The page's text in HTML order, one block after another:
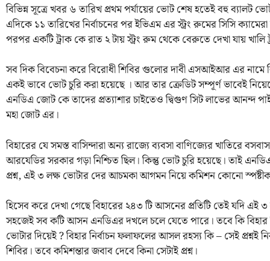
বিভিন্ন সূত্রে খবর ৬ তারিখ প্রথম পর্যায়ের ভোট শেষ হতেই বহু ব্যালট
এদিকে ১১ তারিখের নির্বাচনের পর ইভিএম এর স্ট্রং রুমের সিসি
পরপর একটি ট্রাক কে রাত ২ টায় স্ট্রং রুম থেকে বেরুতে দেখা যায়
সব দিক বিবেচনা করে বিরোধী শিবির গুলোর দাবী এসআইআর এর নামে
একই ভাবে ভোট চুরি করা হয়েছে । আর তার ক্রেডিট সম্পূর্ণ ভাবেই
এনডিএ জোট কে তাদের প্রত্যাশার চাইতেও দ্বিগুণ সিট লাভের আনন্দ
মহা জোট এর।
বিহারের যে সমস্ত বাসিন্দারা অন্য রাজ্যে ব্যবসা বাণিজ্যের খাতিরে
আরযেডির সরকার গড়া নিশ্চিত ছিল। কিন্তু ভোট চুরি হয়েছে। তাই
প্রশ্ন, এই ৩ লক্ষ ভোটার দের আচমকা আগমন নিয়ে কমিশন কোনো
হিসেব করে দেখা গেছে বিহারের ২৪৩ টি আসনের প্রতিটি তেই যদি
সহজেই সব কটি আসন এনডিএর দখলে চলে যেতে পারে। তবে কি
ভোটার দিয়েই ? বিহার নির্বাচন ফলাফলের আসল রহস্য কি – সেই প্রশ্নই
শিবির। তবে কমিশন্তার জবাব দেবে কিনা সেটাই প্রশ্ন।